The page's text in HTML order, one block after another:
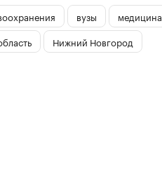
вузы
медицина
Нижний Новгород